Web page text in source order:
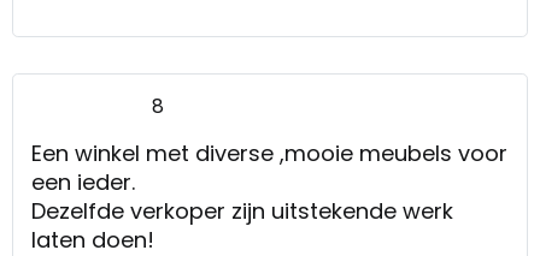
8
Een winkel met diverse ,mooie meubels voor
een ieder.
Dezelfde verkoper zijn uitstekende werk
laten doen!